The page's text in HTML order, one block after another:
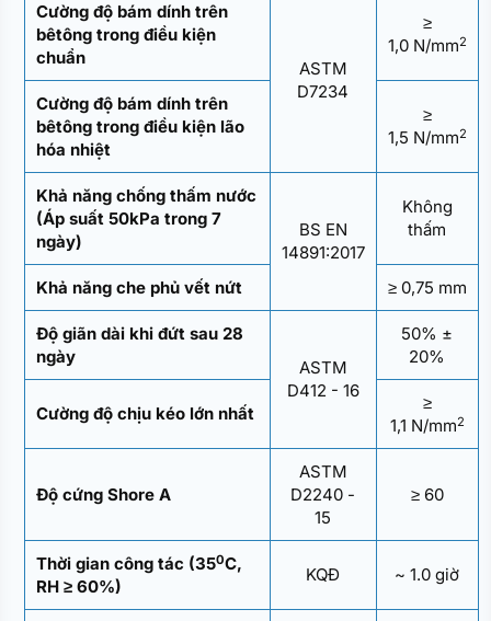
Cường độ bám dính trên
bêtông trong điều kiện
chuẩn
ASTM
D7234
≥
1,0 N/mm2
Cường độ bám dính trên
bêtông trong điều kiện lão
hóa nhiệt
≥
1,5 N/mm2
Khả năng chống thấm nước
(Áp suất 50kPa trong 7
ngày)
BS EN
14891:2017
Không
thấm
Khả năng che phủ vết nứt ≥ 0,75 mm
Độ giãn dài khi đứt sau 28
ngày
ASTM
D412 - 16
50% ±
20%
Cường độ chịu kéo lớn nhất
≥
1,1 N/mm2
Độ cứng Shore A
ASTM
D2240 -
15
≥ 60
Thời gian công tác (350C,
RH ≥ 60%)
KQĐ ~ 1.0 giờ